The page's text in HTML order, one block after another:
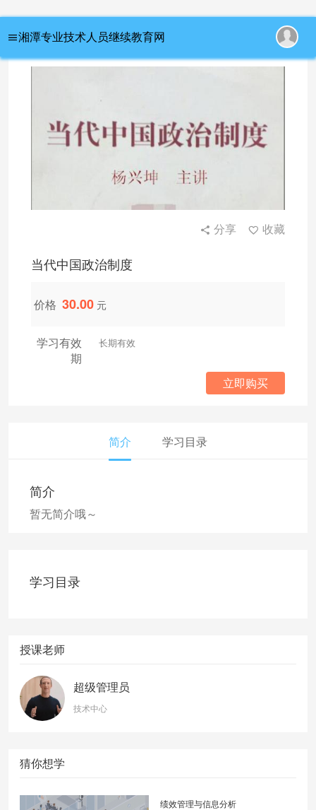
湘潭专业技术人员继续教育网
分享 收藏
当代中国政治制度
价格 30.00 元
学习有效
期
长期有效
立即购买
简介 学习目录
简介
暂无简介哦～
学习目录
授课老师
超级管理员
技术中心
猜你想学
绩效管理与信息分析